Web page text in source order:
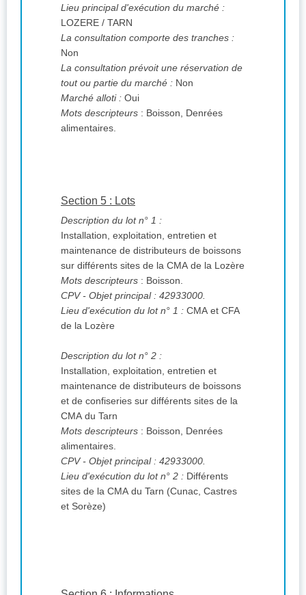
Lieu principal d'exécution du marché :
LOZERE / TARN
La consultation comporte des tranches :
Non
La consultation prévoit une réservation de
tout ou partie du marché : Non
Marché alloti : Oui
Mots descripteurs : Boisson, Denrées
alimentaires.
Section 5 : Lots
Description du lot n° 1 :
Installation, exploitation, entretien et
maintenance de distributeurs de boissons
sur différents sites de la CMA de la Lozère
Mots descripteurs : Boisson.
CPV- Objet principal : 42933000.
Lieu d'exécution du lot n° 1 : CMA et CFA
de la Lozère
Description du lot n° 2 :
Installation, exploitation, entretien et
maintenance de distributeurs de boissons
et de confiseries sur différents sites de la
CMA du Tarn
Mots descripteurs : Boisson, Denrées
alimentaires.
CPV- Objet principal : 42933000.
Lieu d'exécution du lot n° 2 : Différents
sites de la CMA du Tarn (Cunac, Castres
et Sorèze)